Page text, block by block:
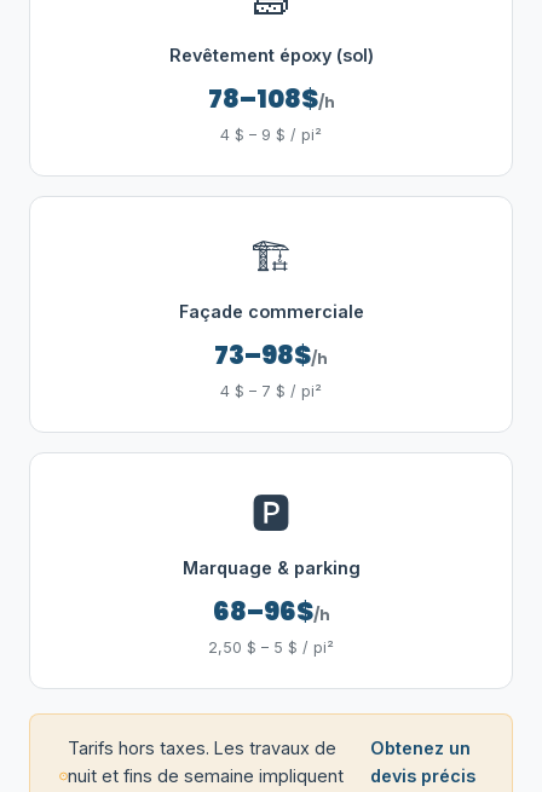
Revêtement époxy (sol)
78–108$/h
4 $ – 9 $ / pi²
🏗️
Façade commerciale
73–98$/h
4 $ – 7 $ / pi²
🅿️
Marquage & parking
68–96$/h
2,50 $ – 5 $ / pi²
Tarifs hors taxes. Les travaux de
nuit et fins de semaine impliquent
Obtenez un
devis précis